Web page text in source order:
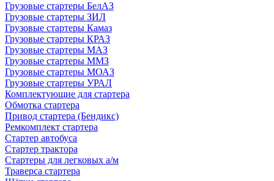
Грузовые стартеры БелАЗ
Грузовые стартеры ЗИЛ
Грузовые стартеры Камаз
Грузовые стартеры КРАЗ
Грузовые стартеры МАЗ
Грузовые стартеры ММЗ
Грузовые стартеры МОАЗ
Грузовые стартеры УРАЛ
Комплектующие для стартера
Обмотка стартера
Привод стартера (Бендикс)
Ремкомплект стартера
Стартер автобуса
Стартер трактора
Стартеры для легковых а/м
Траверса стартера